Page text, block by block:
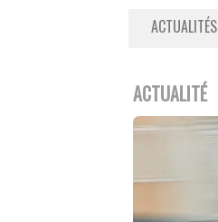
ACTUALITÉS
ACTUALITÉ